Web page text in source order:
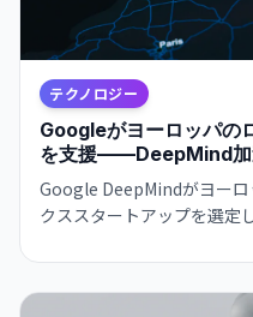
テクノロジー
Googleがヨーロッパの
を支援——DeepMind加
Google DeepMindがヨーロ
クススタートアップを選定
クスの実用化を支援する戦